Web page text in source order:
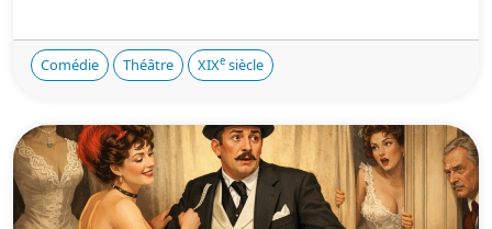
Comédie Théâtre XIXe siècle